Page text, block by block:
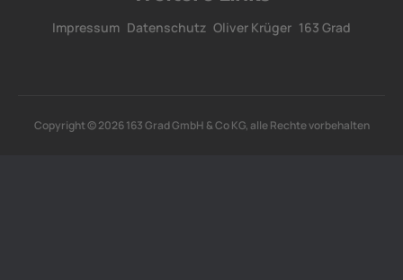
Impressum Datenschutz Oliver Krüger 163 Grad
Copyright © 2026 163 Grad GmbH & Co KG, alle Rechte vorbehalten